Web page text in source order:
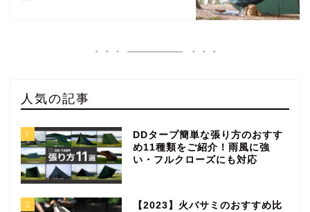
人気の記事
1
DDタープ簡単な張り方のおすす
め11種類をご紹介！雨風に強
い・フルクローズにも対応
2
【2023】火バサミのおすすめ比